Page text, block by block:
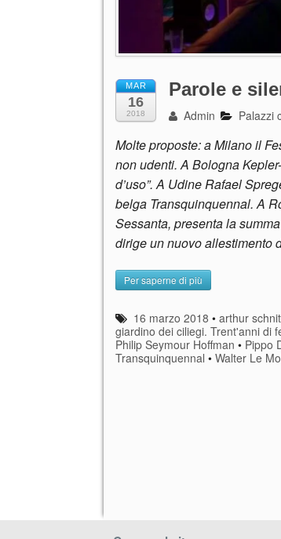
MAR
16
2018
Parole e
Admin Palazzi
Molte proposte: a Milano il
non udenti. A Bologna
d’uso”. A Udine Rafael
belga Transquinquennal. A
Sessanta, presenta la
dirige un nuovo allestimento
Per saperne di più
16 marzo 2018 •arthur
giardino dei ciliegi. Trent'anni di
Philip Seymour Hoffman • Pippo
Transquinquennal • Walter Le